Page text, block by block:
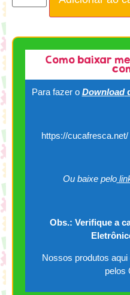
Como baixar
Para fazer o Download
https://
Ou baixe pelo
Obs.: Verifique a
Nossos produtos
pelos